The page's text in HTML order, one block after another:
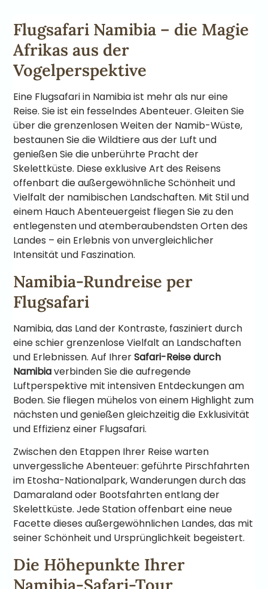
Flugsafari Namibia – die Magie
Afrikas aus der
Vogelperspektive
Eine Flugsafari in Namibia ist mehr als nur eine
Reise. Sie ist ein fesselndes Abenteuer. Gleiten Sie
über die grenzenlosen Weiten der Namib-Wüste,
bestaunen Sie die Wildtiere aus der Luft und
genießen Sie die unberührte Pracht der
Skelettküste. Diese exklusive Art des Reisens
offenbart die außergewöhnliche Schönheit und
Vielfalt der namibischen Landschaften. Mit Stil und
einem Hauch Abenteuergeist fliegen Sie zu den
entlegensten und atemberaubendsten Orten des
Landes – ein Erlebnis von unvergleichlicher
Intensität und Faszination.
Namibia-Rundreise per
Flugsafari
Namibia, das Land der Kontraste, fasziniert durch
eine schier grenzenlose Vielfalt an Landschaften
und Erlebnissen. Auf IhrerSafari-Reise durch
Namibiaverbinden Sie die aufregende
Luftperspektive mit intensiven Entdeckungen am
Boden. Sie fliegen mühelos von einem Highlight zum
nächsten und genießen gleichzeitig die Exklusivität
und Effizienz einer Flugsafari.
Zwischen den Etappen Ihrer Reise warten
unvergessliche Abenteuer: geführte Pirschfahrten
im Etosha-Nationalpark, Wanderungen durch das
Damaraland oder Bootsfahrten entlang der
Skelettküste. Jede Station offenbart eine neue
Facette dieses außergewöhnlichen Landes, das mit
seiner Schönheit und Ursprünglichkeit begeistert.
Die Höhepunkte Ihrer
Namibia-Safari-Tour